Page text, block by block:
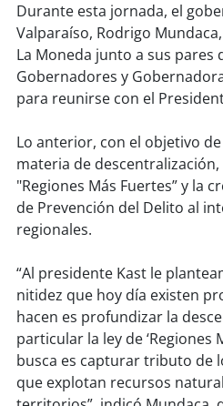
soyantofagasta
soycopiapó
soyquillota
soysanantonio
soy sancarlos
soytalcahuano
soyconcepción
Durante esta jornada, el
Valparaíso, Rodrigo
La Moneda junto a sus pares
Gobernadores y
para reunirse con el
Lo anterior, con el objetivo
materia de
"Regiones Más Fuertes” y la
de Prevención del Delito al
regionales.
“Al presidente Kast le
nitidez que hoy día existen
hacen es profundizar la
particular la ley de ‘Regiones
busca es capturar tributo de
que explotan recursos